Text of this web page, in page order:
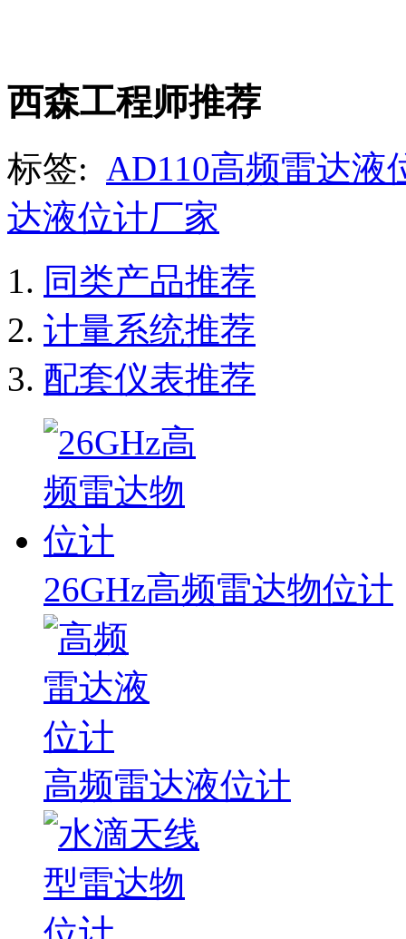
西森工程师推荐
标签: AD110高频雷达液
达液位计厂家
同类产品推荐
计量系统推荐
配套仪表推荐
26GHz高频雷达物位计
高频雷达液位计